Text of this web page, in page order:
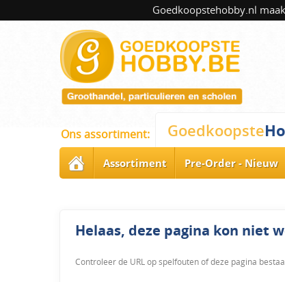
Goedkoopstehobby.nl
Ons assortiment: Goedkoopste
Assortiment Pre-Order - Nieuw
Helaas, deze pagina kon niet
Controleer de URL op spelfouten of deze pagina